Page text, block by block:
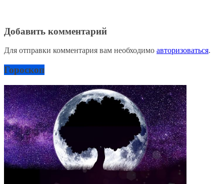
Добавить комментарий
Для отправки комментария вам необходимо авторизоваться.
Гороскоп